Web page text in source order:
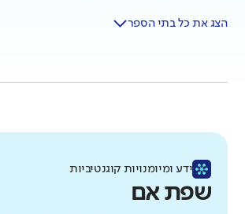
הצג את כל בתי הספר
ידע ומיומנויות קוגנטיביות
שפת אם